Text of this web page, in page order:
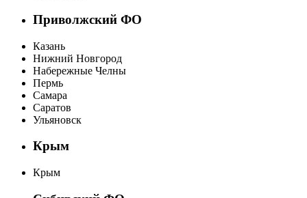
Приволжский ФО
Казань
Нижний Новгород
Набережные Челны
Пермь
Самара
Саратов
Ульяновск
Крым
Крым